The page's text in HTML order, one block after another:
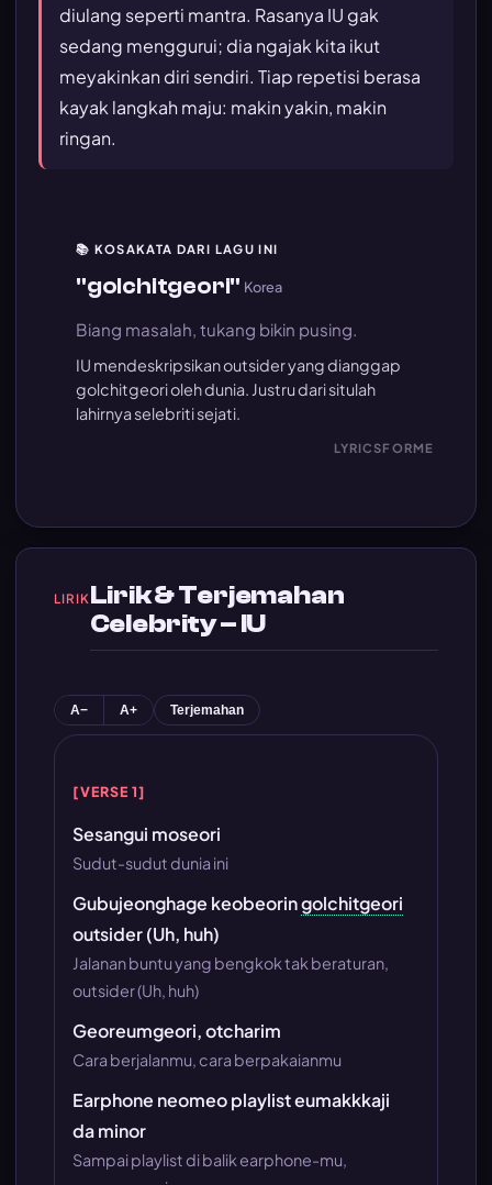
diulang seperti mantra. Rasanya IU gak
sedang menggurui; dia ngajak kita ikut
meyakinkan diri sendiri. Tiap repetisi berasa
kayak langkah maju: makin yakin, makin
ringan.
📚 KOSAKATA DARI LAGU INI
"golchitgeori" Korea
Biang masalah, tukang bikin pusing.
IU mendeskripsikan outsider yang dianggap
golchitgeori oleh dunia. Justru dari situlah
lahirnya selebriti sejati.
LYRICSFORME
LIRIKLirik & Terjemahan
Celebrity – IU
A− A+ Terjemahan
[VERSE 1]
Sesangui moseori
Sudut-sudut dunia ini
Gubujeonghage keobeoringolchitgeori
outsider (Uh, huh)
Jalanan buntu yang bengkok tak beraturan,
outsider (Uh, huh)
Georeumgeori, otcharim
Cara berjalanmu, cara berpakaianmu
Earphone neomeo playlist eumakkkaji
da minor
Sampai playlist di balik earphone-mu,